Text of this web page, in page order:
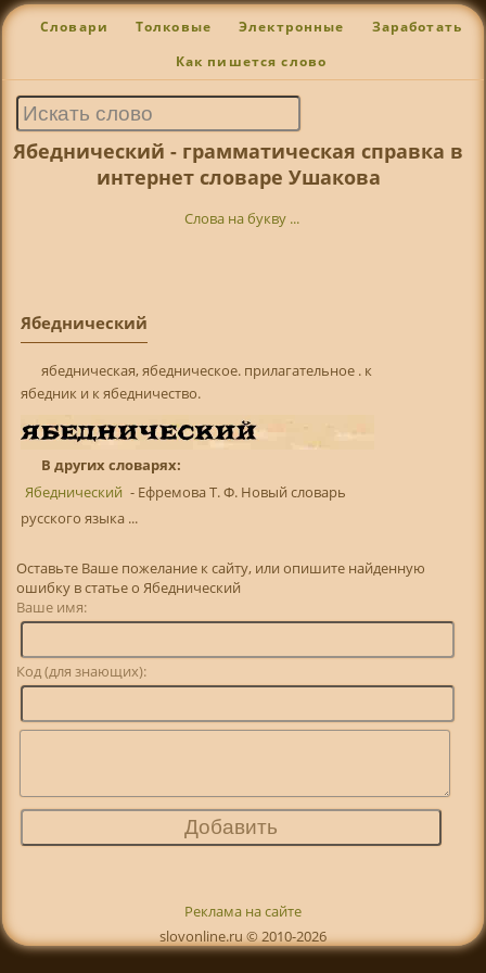
Словари Толковые Электронные Заработать
Как пишется слово
Ябеднический - грамматическая справка в
интернет словаре Ушакова
Слова на букву ...
Ябеднический
ябедническая, ябедническое. прилагательное . к
ябедник и к ябедничество.
В других словарях:
Ябеднический - Ефремова Т. Ф. Новый словарь
русского языка ...
Оставьте Ваше пожелание к сайту, или опишите найденную
ошибку в статье о Ябеднический
Ваше имя:
Код (для знающих):
Реклама на сайте
slovonline.ru © 2010-2026